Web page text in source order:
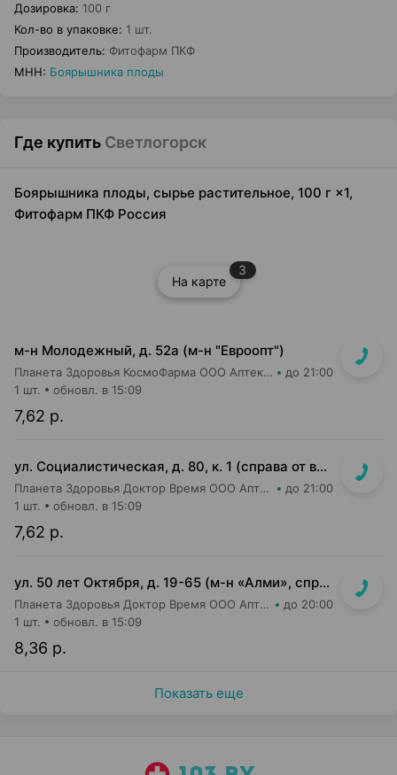
Дозировка: 100 г
Кол-во в упаковке: 1 шт.
Производитель: Фитофарм ПКФ
МНН: Боярышника плоды
Где купить Светлогорск
Боярышника плоды, сырье растительное, 100 г ×1,
Фитофарм ПКФ Россия
На карте
3
м-н Молодежный, д. 52а (м-н "Евроопт")
Планета Здоровья КосмоФарма ООО Аптека №9 до 21:00
7,62 р.
1 шт. обновл. в 15:09
ул. Социалистическая, д. 80, к. 1 (справа от входа в м-н «Евроопт»)
Планета Здоровья Доктор Время ООО Аптека №41 до 21:00
7,62 р.
1 шт. обновл. в 15:09
ул. 50 лет Октября, д. 19-65 (м-н «Алми», справа от касс)
Планета Здоровья Доктор Время ООО Аптека №24 до 20:00
8,36 р.
1 шт. обновл. в 15:09
Показать еще